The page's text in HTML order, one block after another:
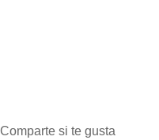
Comparte si te gusta